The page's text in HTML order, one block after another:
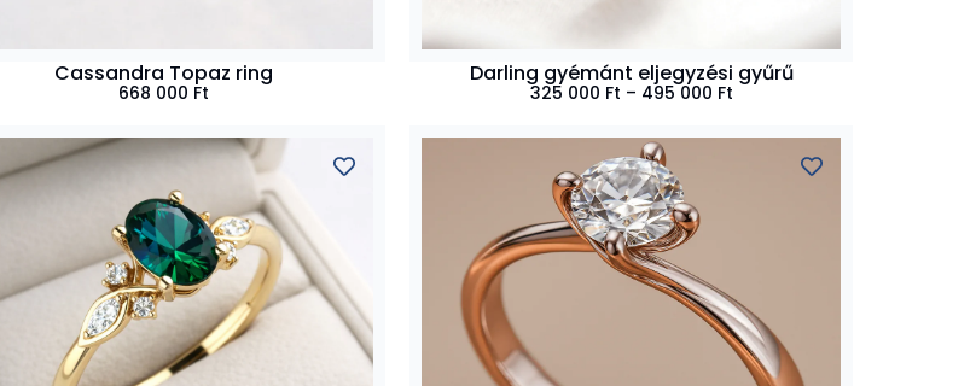
Cassandra Topaz ring
668 000 Ft
Darling gyémánt eljegyzési gyűrű
325 000 Ft – 495 000 Ft